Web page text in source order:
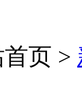
页 >